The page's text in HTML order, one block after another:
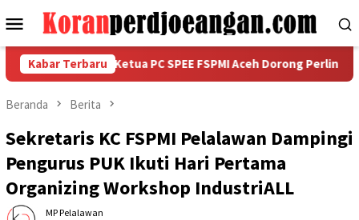
ke
Menu
Mobile
Kabar Terbaru
ke Aceh, Ketua PC SPEE FSPMI Aceh Dorong Perlindungan
Beranda Berita
Sekretaris KC FSPMI Pelalawan Dampingi
Pengurus PUK Ikuti Hari Pertama
Organizing Workshop IndustriALL
MP Pelalawan